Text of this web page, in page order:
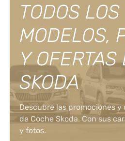
TODOS LOS
MODELOS,
Y OFERTAS
SKODA
Descubre las promociones y
de Coche Skoda. Con sus
y fotos.